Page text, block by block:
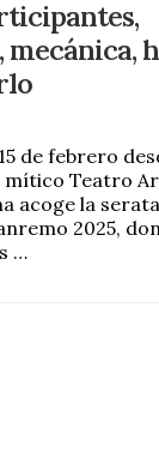
mecánica,
de febrero
mítico Teatro
acoge la
2025,
…